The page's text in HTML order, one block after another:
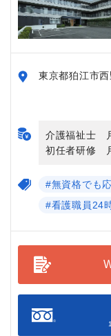
東京都狛江市
介護福祉士
初任者研修
#無資格でも
#看護職員24